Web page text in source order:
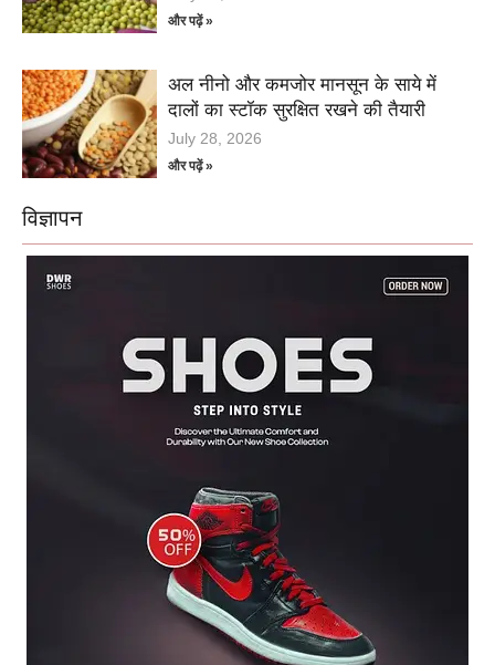
और पढ़ें »
अल नीनो और कमजोर मानसून के साये में
दालों का स्टॉक सुरक्षित रखने की तैयारी
July 28, 2026
और पढ़ें »
विज्ञापन